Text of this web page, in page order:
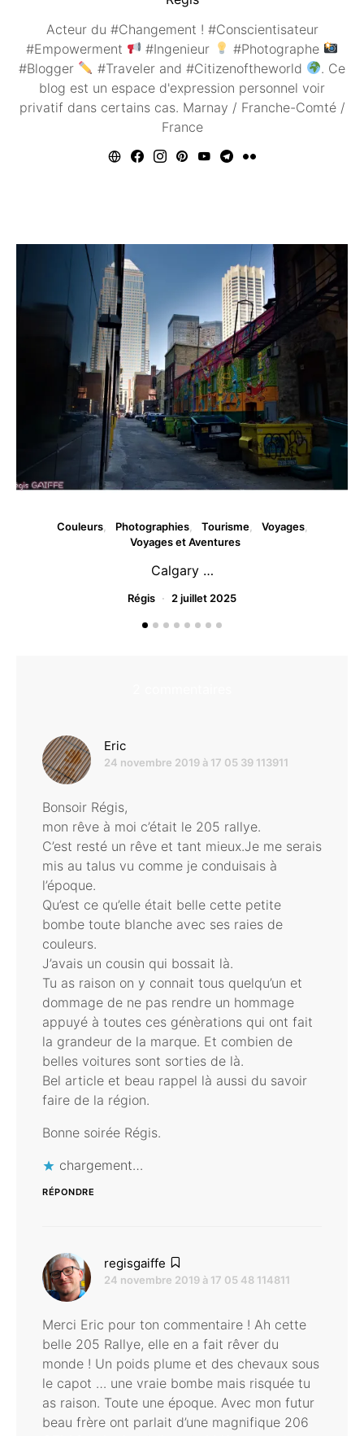
Acteur du #Changement ! #Conscientisateur
#Empowerment
#Ingenieur
#Photographe
#Blogger
#Traveler and #Citizenoftheworld
. Ce
blog est un espace d'expression personnel voir
privatif dans certains cas. Marnay / Franche-Comté /
France
Couleurs Photographies Tourisme
Voyages
Voyages et Aventures
Calgary …
Régis 2 juillet 2025
Eric
24 novembre 2019 à 17 05 39 113911
Bonsoir Régis,
mon rêve à moi c’était le 205 rallye.
C’est resté un rêve et tant mieux.Je me serais
mis au talus vu comme je conduisais à
l’époque.
Qu’est ce qu’elle était belle cette petite
bombe toute blanche avec ses raies de
couleurs.
J’avais un cousin qui bossait là.
Tu as raison on y connait tous quelqu’un et
dommage de ne pas rendre un hommage
appuyé à toutes ces génèrations qui ont fait
la grandeur de la marque. Et combien de
belles voitures sont sorties de là.
Bel article et beau rappel là aussi du savoir
faire de la région.
Bonne soirée Régis.
chargement…
RÉPONDRE
regisgaiffe
24 novembre 2019 à 17 05 48 114811
Merci Eric pour ton commentaire ! Ah cette
belle 205 Rallye, elle en a fait rêver du
monde ! Un poids plume et des chevaux sous
le capot … une vraie bombe mais risquée tu
as raison. Toute une époque. Avec mon futur
beau frère ont parlait d’une magnifique 206